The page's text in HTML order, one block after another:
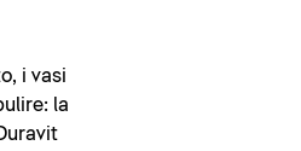
i vasi
la